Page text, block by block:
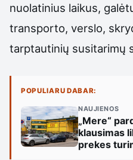
nuolatinius laikus,
transporto, verslo,
tarptautinių susitarimų
POPULIARU DABAR:
NAUJIENOS
„Mere“
klausimas
prekes